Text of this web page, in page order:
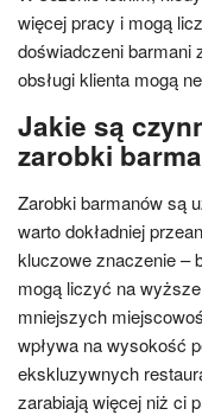
więcej pracy i mogą
doświadczeni barmani
obsługi klienta mogą
Jakie są
zarobki
Zarobki barmanów są
warto dokładniej
kluczowe znaczenie –
mogą liczyć na
mniejszych
wpływa na wysokość
ekskluzywnych
zarabiają więcej niż ci